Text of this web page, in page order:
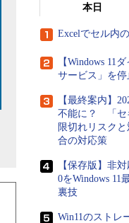
本日
Excelでセル内
【Windows 11
サービス」を
【最終案内】
不能に？ 「セ
限切れリスク
合の対応策
【保存版】非
0をWindows 11
裏技
Win11のスト